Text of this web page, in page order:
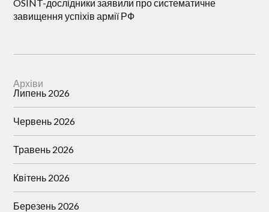
OSINT-дослідники заявили про систематичне
завищення успіхів армії РФ
Архіви
Липень 2026
Червень 2026
Травень 2026
Квітень 2026
Березень 2026